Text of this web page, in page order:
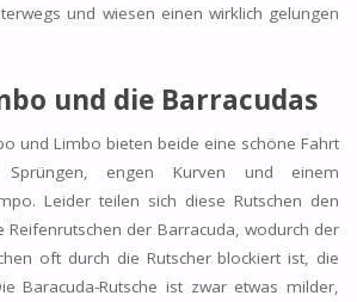
und wiesen einen wirklich gelungen
und die Barracudas
und Limbo bieten beide eine schöne Fahrt
Sprüngen, engen Kurven und einem
Leider teilen sich diese Rutschen den
Reifenrutschen der Barracuda, wodurch der
oft durch die Rutscher blockiert ist, die
Baracuda-Rutsche ist zwar etwas milder,